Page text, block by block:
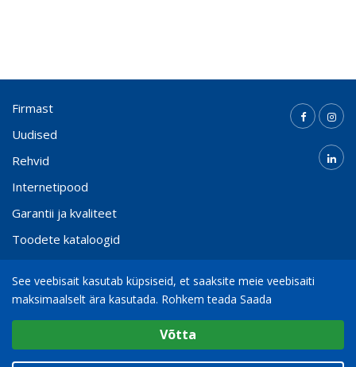
Firmast
Uudised
Rehvid
Internetipood
Garantii ja kvaliteet
Toodete kataloogid
Kontakt
(+372) 65 000 21
© 2026Bohnenkamp AG
See veebisait kasutab küpsiseid, et saaksite meie veebisaiti
maksimaalselt ära kasutada. Rohkem teada Saada
Valige cookie Seaded
Analüütiline / Funktsionaalne
Võtta